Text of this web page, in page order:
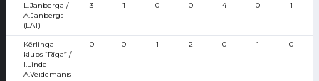
L.Janberga /
A.Janbergs
(LAT)
3 1 0 0 4 0 1
Kērlinga
klubs “Rīga” /
I.Linde
A.Veidemanis
0 0 1 2 0 1 0